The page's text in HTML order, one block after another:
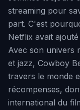
streaming pour
part. C'est
Netflix avait
Avec son univers
et jazz, Cowboy
travers le monde
récompenses,
international du